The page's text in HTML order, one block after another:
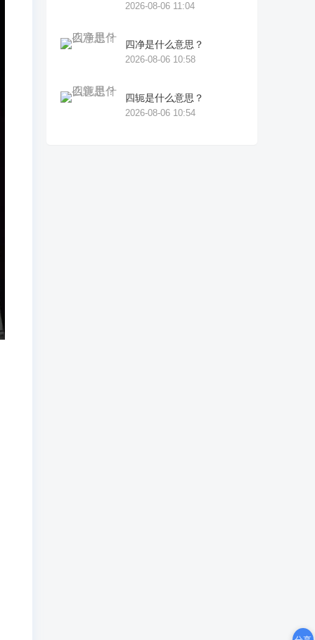
2026-08-06 11:04
四净是什么意思？
2026-08-06 10:58
四轭是什么意思？
2026-08-06 10:54